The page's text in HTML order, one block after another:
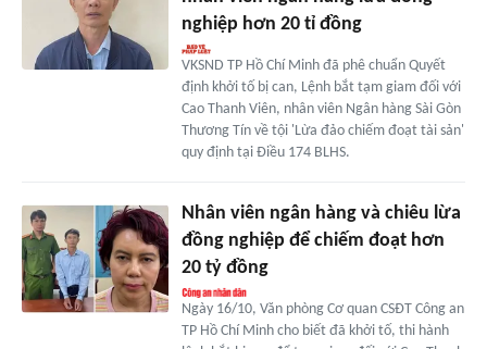
nghiệp hơn 20 tỉ đồng
VKSND TP Hồ Chí Minh đã phê chuẩn Quyết
định khởi tố bị can, Lệnh bắt tạm giam đối với
Cao Thanh Viên, nhân viên Ngân hàng Sài Gòn
Thương Tín về tội 'Lừa đảo chiếm đoạt tài sản'
quy định tại Điều 174 BLHS.
Nhân viên ngân hàng và chiêu lừa
đồng nghiệp để chiếm đoạt hơn
20 tỷ đồng
Ngày 16/10, Văn phòng Cơ quan CSĐT Công an
TP Hồ Chí Minh cho biết đã khởi tố, thi hành